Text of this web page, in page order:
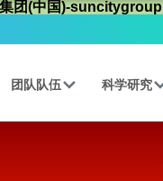
团(中国)-suncitygroup
团队队伍 科学研究